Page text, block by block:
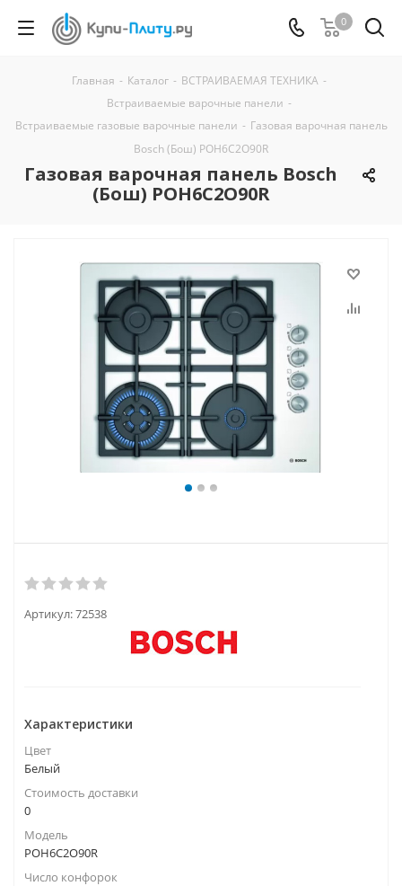
0
Главная - Каталог - ВСТРАИВАЕМАЯ ТЕХНИКА -
Встраиваемые варочные панели -
Встраиваемые газовые варочные панели - Газовая варочная панель
Bosch (Бош) POH6C2O90R
Газовая варочная панель Bosch
(Бош) POH6C2O90R
Артикул:72538
Характеристики
Цвет
Белый
Стоимость доставки
0
Модель
POH6C2O90R
Число конфорок